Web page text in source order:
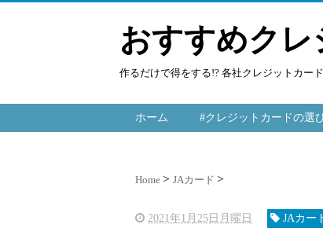
おすすめク
作るだけで得をする!? 各社クレジットカー
ホーム #クレジットカードの選
Home JAカード
2021年1月25日月曜日 JAカー